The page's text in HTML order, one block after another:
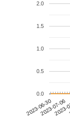
2023-06-302023-07-06
0.0
0.5
1.0
1.5
2.0